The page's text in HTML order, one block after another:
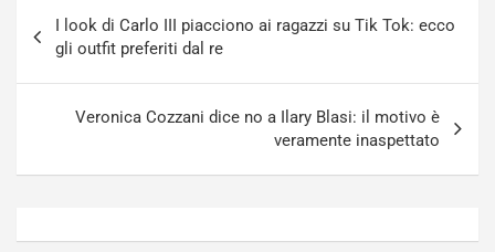
articoli
I look di Carlo III piacciono ai ragazzi su Tik Tok: ecco
gli outfit preferiti dal re
Veronica Cozzani dice no a Ilary Blasi: il motivo è
veramente inaspettato